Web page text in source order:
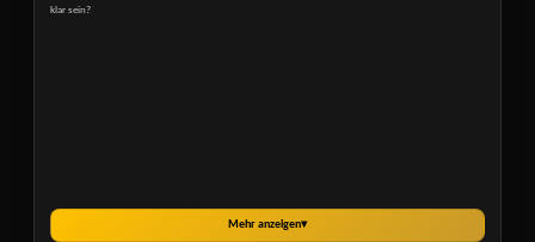
klar sein?
Mehr anzeigen▾